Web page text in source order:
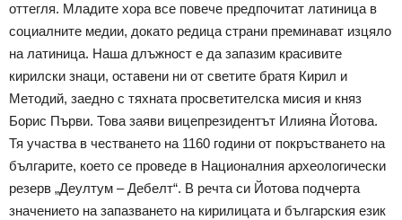
оттегля. Младите хора все повече предпочитат латиница в
социалните медии, докато редица страни преминават изцяло
на латиница. Наша длъжност е да запазим красивите
кирилски знаци, оставени ни от светите братя Кирил и
Методий, заедно с тяхната просветителска мисия и княз
Борис Първи. Това заяви вицепрезидентът Илияна Йотова.
Тя участва в честването на 1160 години от покръстването на
българите, което се проведе в Националния археологически
резерв „Деултум – Дебелт“. В речта си Йотова подчерта
значението на запазването на кирилицата и българския език